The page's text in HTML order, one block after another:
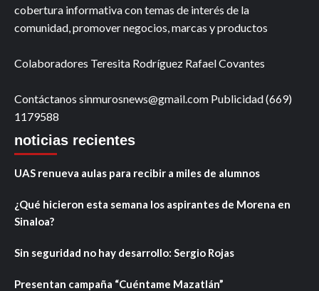
cobertura informativa con temas de interés de la
comunidad, promover negocios, marcas y productos
Colaboradores Teresita Rodríguez Rafael Covantes
Contáctanos sinmurosnews@gmail.com Publicidad (669)
1179588
noticias recientes
UAS renueva aulas para recibir a miles de alumnos
¿Qué hicieron esta semana los aspirantes de Morena en
Sinaloa?
Sin seguridad no hay desarrollo: Sergio Rojas
Presentan campaña “Cuéntame Mazatlán”